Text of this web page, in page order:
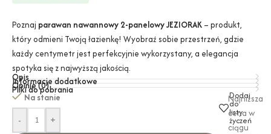
Poznaj parawan nawannowy 2-panelowy JEZIORAK – produkt,
który odmieni Twoją łazienkę! Wyobraź sobie przestrzeń, gdzie
każdy centymetr jest perfekcyjnie wykorzystany, a elegancja
spotyka się z najwyższą jakością.
Opis
Informacje dodatkowe
Opinie (0)
Pliki do pobrania
Na stanie
-
+
Dodaj
do
listy
życzeń
Najniższa
cena w
ciągu